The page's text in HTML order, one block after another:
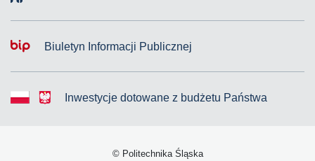
Biuletyn Informacji Publicznej
Inwestycje dotowane z budżetu Państwa
© Politechnika Śląska